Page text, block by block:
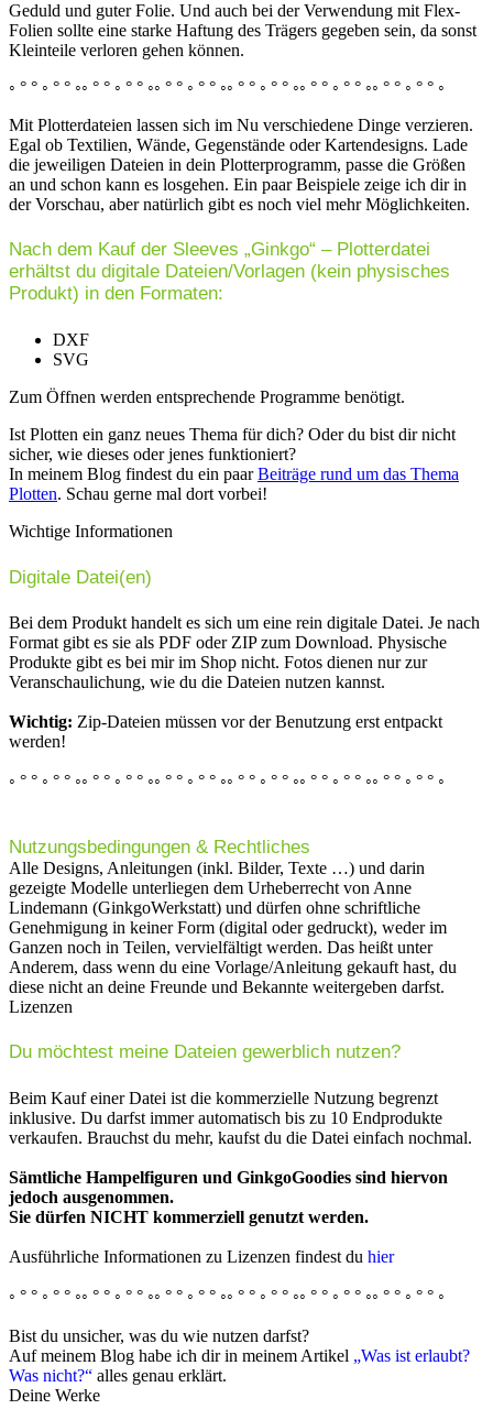
Geduld und guter Folie. Und auch bei der Verwendung mit Flex-
Folien sollte eine starke Haftung des Trägers gegeben sein, da sonst
Kleinteile verloren gehen können.
◦ ° ° ◦ ° ° ◦◦ ° ° ◦ ° ° ◦◦ ° ° ◦ ° ° ◦◦ ° ° ◦ ° ° ◦◦ ° ° ◦ ° ° ◦◦ ° ° ◦ ° ° ◦
Mit Plotterdateien lassen sich im Nu verschiedene Dinge verzieren.
Egal ob Textilien, Wände, Gegenstände oder Kartendesigns. Lade
die jeweiligen Dateien in dein Plotterprogramm, passe die Größen
an und schon kann es losgehen. Ein paar Beispiele zeige ich dir in
der Vorschau, aber natürlich gibt es noch viel mehr Möglichkeiten.
Nach dem Kauf der Sleeves „Ginkgo“ – Plotterdatei
erhältst du digitale Dateien/Vorlagen (kein physisches
Produkt) in den Formaten:
DXF
SVG
Zum Öffnen werden entsprechende Programme benötigt.
Ist Plotten ein ganz neues Thema für dich? Oder du bist dir nicht
sicher, wie dieses oder jenes funktioniert?
In meinem Blog findest du ein paarBeiträge rund um das Thema
Plotten. Schau gerne mal dort vorbei!
Wichtige Informationen
Digitale Datei(en)
Bei dem Produkt handelt es sich um eine rein digitale Datei. Je nach
Format gibt es sie als PDF oder ZIP zum Download. Physische
Produkte gibt es bei mir im Shop nicht. Fotos dienen nur zur
Veranschaulichung, wie du die Dateien nutzen kannst.
Wichtig: Zip-Dateien müssen vor der Benutzung erst entpackt
werden!
◦ ° ° ◦ ° ° ◦◦ ° ° ◦ ° ° ◦◦ ° ° ◦ ° ° ◦◦ ° ° ◦ ° ° ◦◦ ° ° ◦ ° ° ◦◦ ° ° ◦ ° ° ◦
Nutzungsbedingungen & Rechtliches
Alle Designs, Anleitungen (inkl. Bilder, Texte …) und darin
gezeigte Modelle unterliegen dem Urheberrecht von Anne
Lindemann (GinkgoWerkstatt) und dürfen ohne schriftliche
Genehmigung in keiner Form (digital oder gedruckt), weder im
Ganzen noch in Teilen, vervielfältigt werden. Das heißt unter
Anderem, dass wenn du eine Vorlage/Anleitung gekauft hast, du
diese nicht an deine Freunde und Bekannte weitergeben darfst.
Lizenzen
Du möchtest meine Dateien gewerblich nutzen?
Beim Kauf einer Datei ist die kommerzielle Nutzung begrenzt
inklusive. Du darfst immer automatisch bis zu 10 Endprodukte
verkaufen. Brauchst du mehr, kaufst du die Datei einfach nochmal.
Sämtliche Hampelfiguren und GinkgoGoodies sind hiervon
jedoch ausgenommen.
Sie dürfen NICHT kommerziell genutzt werden.
Ausführliche Informationen zu Lizenzen findest du hier
◦ ° ° ◦ ° ° ◦◦ ° ° ◦ ° ° ◦◦ ° ° ◦ ° ° ◦◦ ° ° ◦ ° ° ◦◦ ° ° ◦ ° ° ◦◦ ° ° ◦ ° ° ◦
Bist du unsicher, was du wie nutzen darfst?
Auf meinem Blog habe ich dir in meinem Artikel „Was ist erlaubt?
Was nicht?“ alles genau erklärt.
Deine Werke